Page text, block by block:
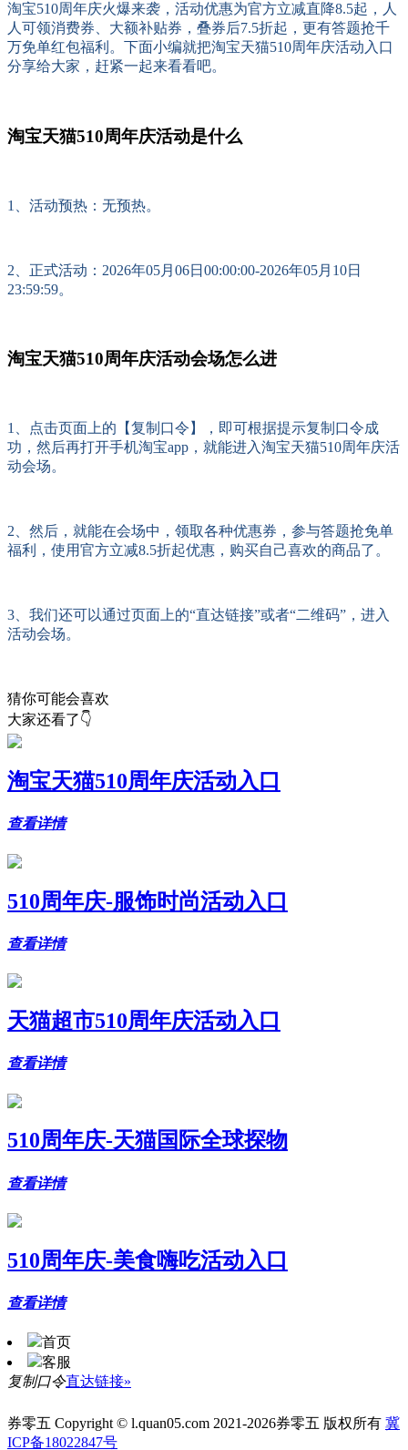
淘宝510周年庆火爆来袭，活动优惠为官方立减直降8.5起，人
人可领消费券、大额补贴券，叠券后7.5折起，更有答题抢千
万免单红包福利。下面小编就把淘宝天猫510周年庆活动入口
分享给大家，赶紧一起来看看吧。
淘宝天猫510周年庆活动是什么
1、活动预热：无预热。
2、正式活动：2026年05月06日00:00:00-2026年05月10日
23:59:59。
淘宝天猫510周年庆活动会场怎么进
1、点击页面上的【复制口令】，即可根据提示复制口令成
功，然后再打开手机淘宝app，就能进入淘宝天猫510周年庆活
动会场。
2、然后，就能在会场中，领取各种优惠券，参与答题抢免单
福利，使用官方立减8.5折起优惠，购买自己喜欢的商品了。
3、我们还可以通过页面上的“直达链接”或者“二维码”，进入
活动会场。
猜你可能会喜欢
大家还看了👇
淘宝天猫510周年庆活动入口
查看详情
510周年庆-服饰时尚活动入口
查看详情
天猫超市510周年庆活动入口
查看详情
510周年庆-天猫国际全球探物
查看详情
510周年庆-美食嗨吃活动入口
查看详情
首页
客服
复制口令直达链接»
券零五 Copyright © l.quan05.com 2021-2026券零五 版权所有 冀
ICP备18022847号